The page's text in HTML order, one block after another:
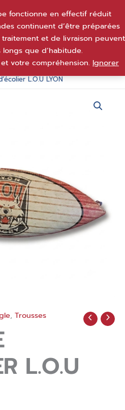
fonctionne en effectif réduit
continuent d’être préparées
et de livraison peuvent
que d’habitude.
votre compréhension. Ignorer
L.O.U LYON
, Trousses
L.O.U